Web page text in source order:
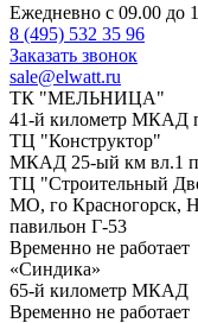
Ежедневно с 09.00 до
8 (495) 532 35 96
Заказать звонок
sale@elwatt.ru
ТК "МЕЛЬНИЦА"
41-й километр МКАД
ТЦ "Конструктор"
МКАД 25-ый км вл.1
ТЦ "Строительный
МО, го Красногорск,
павильон Г-53
Временно не работает
«Синдика»
65-й километр МКАД
Временно не работает